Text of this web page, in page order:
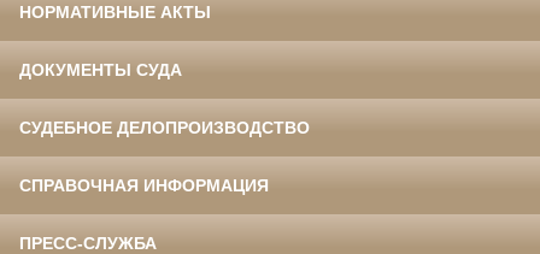
НОРМАТИВНЫЕ АКТЫ
ДОКУМЕНТЫ СУДА
СУДЕБНОЕ ДЕЛОПРОИЗВОДСТВО
СПРАВОЧНАЯ ИНФОРМАЦИЯ
ПРЕСС-СЛУЖБА